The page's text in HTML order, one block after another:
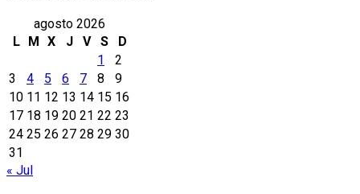
agosto 2026
L
M X J V S
D
1
2
3
4 5 6 7 8
9
10 11 12 13 14 15 16
17 18 19 20 21 22 23
24 25 26 27 28 29 30
31
« Jul